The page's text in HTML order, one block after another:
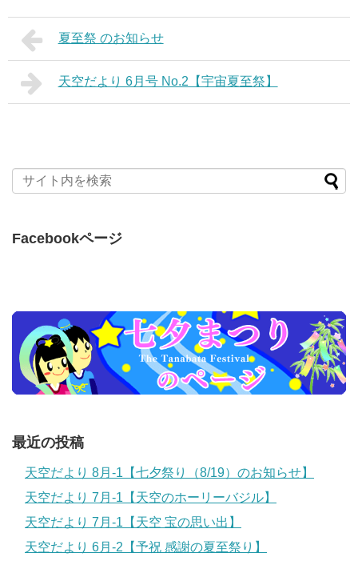
夏至祭 のお知らせ
天空だより 6月号 No.2【宇宙夏至祭】
Facebookページ
最近の投稿
天空だより 8月-1【七夕祭り（8/19）のお知らせ】
天空だより 7月-1【天空のホーリーバジル】
天空だより 7月-1【天空 宝の思い出】
天空だより 6月-2【予祝 感謝の夏至祭り】